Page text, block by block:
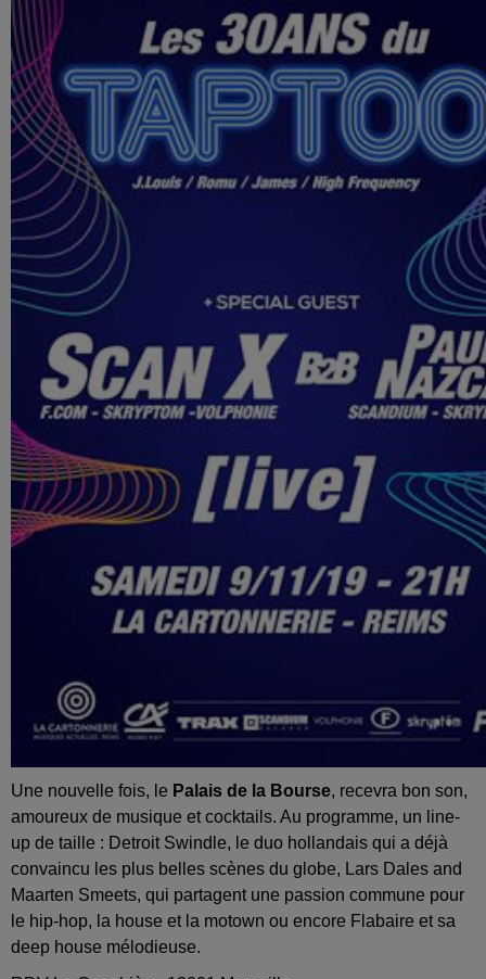
Une nouvelle fois, le Palais de la Bourse, recevra bon son,
amoureux de musique et cocktails. Au programme, un line-
up de taille : Detroit Swindle, le duo hollandais qui a déjà
convaincu les plus belles scènes du globe, Lars Dales and
Maarten Smeets, qui partagent une passion commune pour
le hip-hop, la house et la motown ou encore Flabaire et sa
deep house mélodieuse.